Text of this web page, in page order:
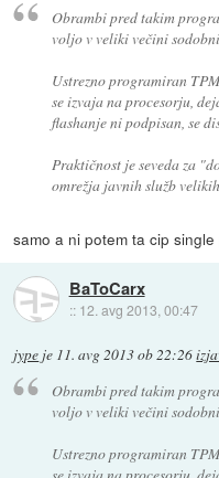
Obrambi pred takim
voljo v veliki večini
Ustrezno programiran
se izvaja na procesorju,
flashanje ni podpisan, se
Praktičnost je seveda za
omrežja javnih služb
samo a ni potem ta cip
BaToCarx
:: 12. avg 2013, 00:47
jype je 11. avg 2013 ob 22:26
Obrambi pred takim
voljo v veliki večini
Ustrezno programiran